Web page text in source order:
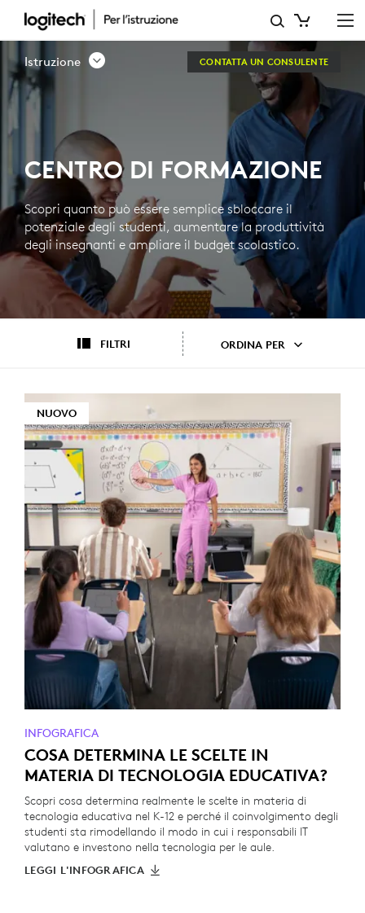
CENTRO
DI
FORMAZIONE
Istruzione CONTATTA UN CONSULENTE
CENTRO DI FORMAZIONE
Scopri quanto può essere semplice sbloccare il
potenziale degli studenti, aumentare la produttività
degli insegnanti e ampliare il budget scolastico.
FILTRI ORDINA PER
NUOVO
INFOGRAFICA
COSA DETERMINA LE SCELTE IN
MATERIA DI TECNOLOGIA EDUCATIVA?
Scopri cosa determina realmente le scelte in materia di
tecnologia educativa nel K-12 e perché il coinvolgimento degli
studenti sta rimodellando il modo in cui i responsabili IT
valutano e investono nella tecnologia per le aule.
LEGGI L'INFOGRAFICA